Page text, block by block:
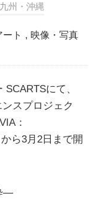
九州・沖縄
ート , 映像・写真
にて、
ンスプロジェク
：
ら3月2日まで開
—